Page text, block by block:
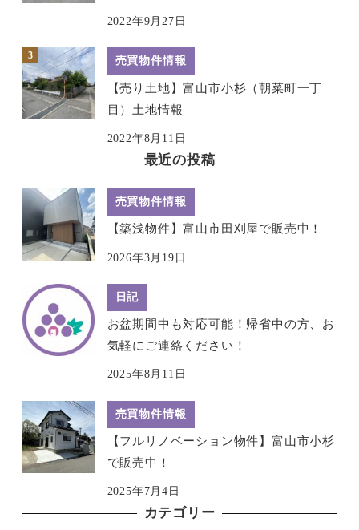
2022年9月27日
売買物件情報
【売り土地】富山市小杉（朝菜町一丁
目）土地情報
2022年8月11日
最近の投稿
売買物件情報
【築浅物件】富山市田刈屋で販売中！
2026年3月19日
日記
お盆期間中も対応可能！帰省中の方、お
気軽にご連絡ください！
2025年8月11日
売買物件情報
【フルリノベーション物件】富山市小杉
で販売中！
2025年7月4日
カテゴリー